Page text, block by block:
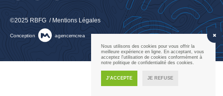
©2025 RBFG / Mentions Légales
Conception agencemcrea
Nous utilisons des cookies pour vous offrir la
meilleure expérience en ligne. En acceptant, vous
acceptez l'utilisation de cookies conformément à
notre politique de confidentialité des cookies.
J’ACCEPTE JE REFUSE